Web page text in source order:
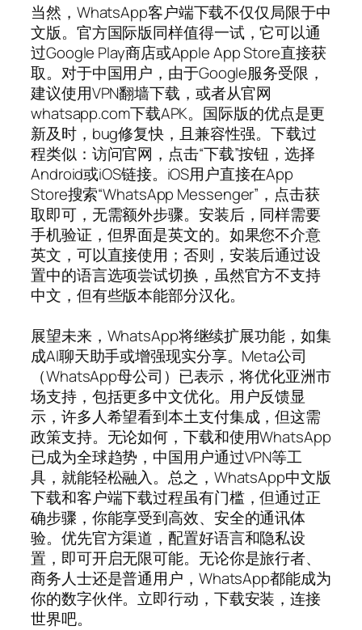
当然，WhatsApp客户端下载不仅仅局限于中
文版。官方国际版同样值得一试，它可以通
过Google Play商店或Apple App Store直接获
取。对于中国用户，由于Google服务受限，
建议使用VPN翻墙下载，或者从官网
whatsapp.com下载APK。国际版的优点是更
新及时，bug修复快，且兼容性强。下载过
程类似：访问官网，点击“下载”按钮，选择
Android或iOS链接。iOS用户直接在App
Store搜索“WhatsApp Messenger”，点击获
取即可，无需额外步骤。安装后，同样需要
手机验证，但界面是英文的。如果您不介意
英文，可以直接使用；否则，安装后通过设
置中的语言选项尝试切换，虽然官方不支持
中文，但有些版本能部分汉化。
展望未来，WhatsApp将继续扩展功能，如集
成AI聊天助手或增强现实分享。Meta公司
（WhatsApp母公司）已表示，将优化亚洲市
场支持，包括更多中文优化。用户反馈显
示，许多人希望看到本土支付集成，但这需
政策支持。无论如何，下载和使用WhatsApp
已成为全球趋势，中国用户通过VPN等工
具，就能轻松融入。总之，WhatsApp中文版
下载和客户端下载过程虽有门槛，但通过正
确步骤，你能享受到高效、安全的通讯体
验。优先官方渠道，配置好语言和隐私设
置，即可开启无限可能。无论你是旅行者、
商务人士还是普通用户，WhatsApp都能成为
你的数字伙伴。立即行动，下载安装，连接
世界吧。